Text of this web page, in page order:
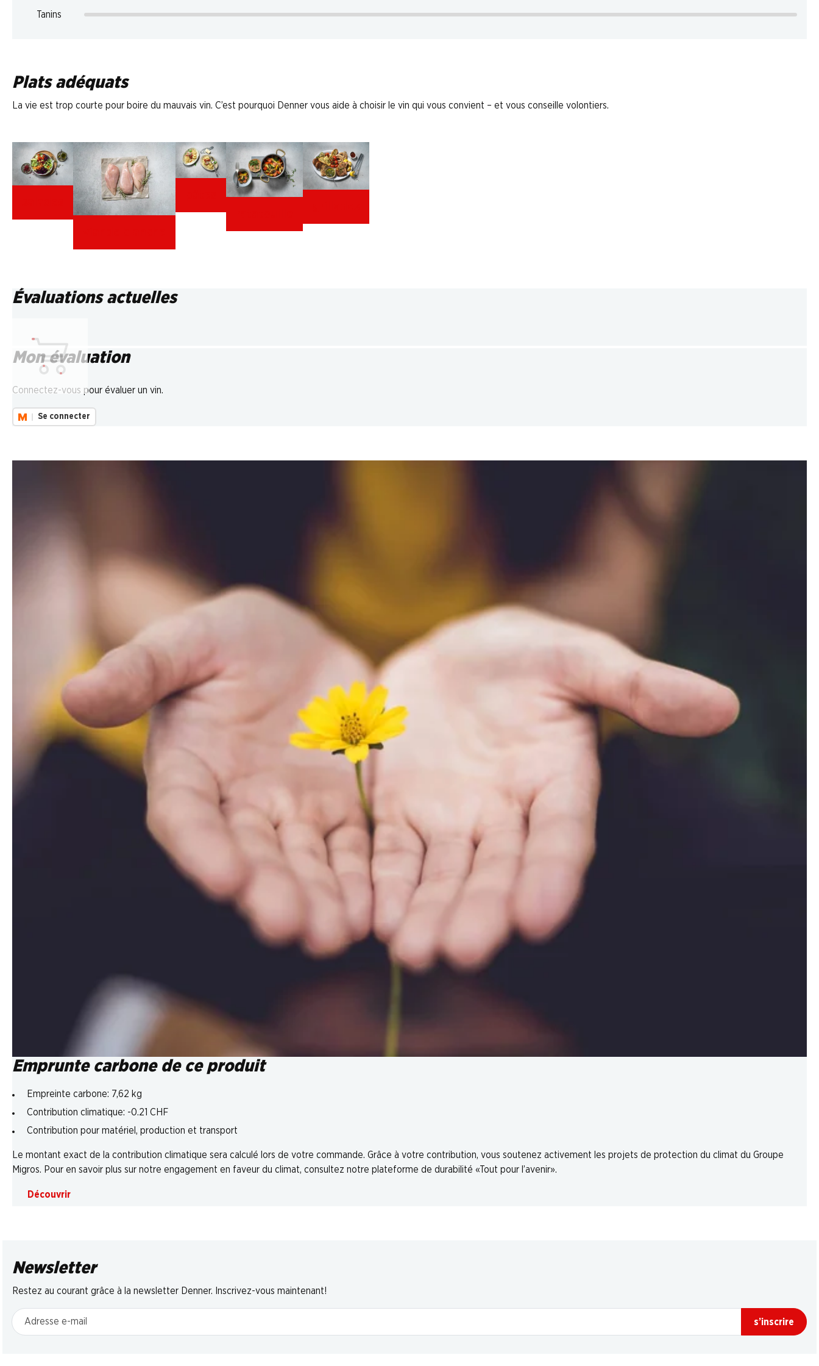
Tanins
Plats adéquats
La vie est trop courte pour boire du mauvais vin. C’est pourquoi Denner vous aide à choisir le vin qui vous convient – et vous conseille volontiers.
Évaluations actuelles
Mon évaluation
Connectez-vous pour évaluer un vin.
Se connecter
Emprunte carbone de ce produit
Empreinte carbone: 7,62 kg
Contribution climatique: -0.21 CHF
Contribution pour matériel, production et transport
Le montant exact de la contribution climatique sera calculé lors de votre commande. Grâce à votre contribution, vous soutenez activement les projets de protection du climat du Groupe
Migros. Pour en savoir plus sur notre engagement en faveur du climat, consultez notre plateforme de durabilité «Tout pour l’avenir».
Découvrir
Newsletter
Restez au courant grâce à la newsletter Denner. Inscrivez-vous maintenant!
Adresse e-mail
s’inscrire